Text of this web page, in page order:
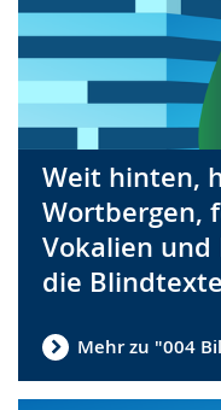
Weit hinten,
Wortbergen,
Vokalien und
die
Mehr zu "004